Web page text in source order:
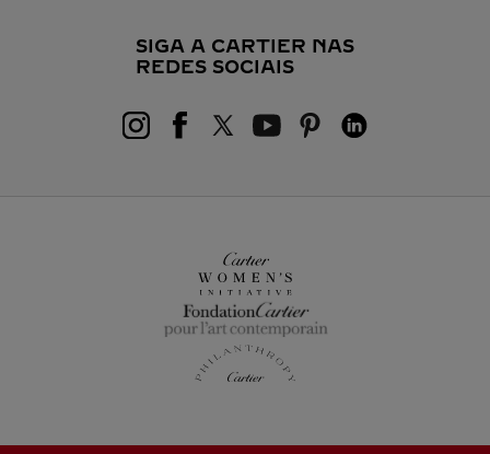
SIGA A CARTIER NAS
REDES SOCIAIS